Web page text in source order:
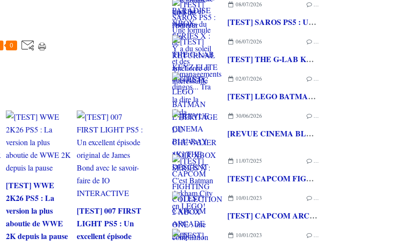
0
[TEST] WWE
2K26 PS5 : La
version la plus
aboutie de WWE
2K depuis la pause
[TEST] 007 FIRST
LIGHT PS5 : Un
excellent épisode
08/07/2026 …
[TEST] SAROS PS5 : Une formule de RETURNAL améliorée et interessante
06/07/2026 …
[TEST] THE G-LAB KEYZ ELITE 400 HE PC
02/07/2026 …
[TEST] LEGO BATMAN L'HERITAGE DU CHEVALIER NOIR XBOX SERIES X : C'est Batman Arkham City en LEGO!
30/06/2026 …
[REVUE CINEMA BLU-RAY 4K] THE DESCENT
11/07/2025 …
[TEST] CAPCOM FIGHTING COLLECTION 2 XBOX ONE : une compilation surtout pour les fans de baston!
10/01/2023 …
[TEST] CAPCOM ARCADE 2ND STADIUM XBOX ONE : Encore quelques raretés de plus!
10/01/2023 …